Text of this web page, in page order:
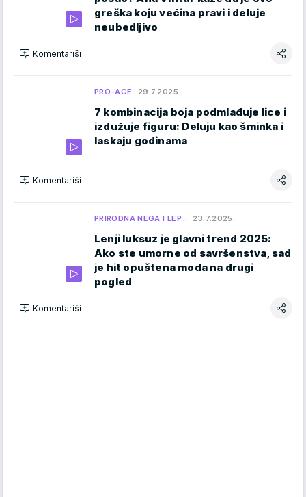
greška koju većina pravi i deluje
neubedljivo
Komentariši
PRO-AGE 29.7.2025.
7 kombinacija boja podmlađuje lice i
izdužuje figuru: Deluju kao šminka i
laskaju godinama
Komentariši
PRIRODNA NEGA I LEP… 23.7.2025.
Lenji luksuz je glavni trend 2025:
Ako ste umorne od savršenstva, sad
je hit opuštena moda na drugi
pogled
Komentariši